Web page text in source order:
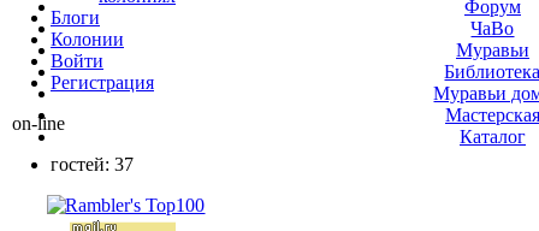
Блоги
Колонии
Войти
Peгиcтpaция
on-line
гостей: 37
Форум
ЧаВо
Муравьи
Муравьи
Мастерская
Каталог